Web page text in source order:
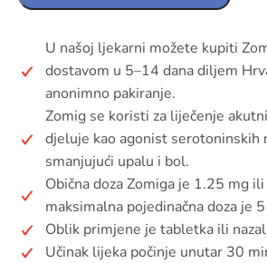
U našoj ljekarni možete kupiti
dostavom u 5–14 dana diljem
anonimno pakiranje.
Zomig se koristi za liječenje
djeluje kao agonist serotoninskih
smanjujući upalu i bol.
Obična doza Zomiga je 1.25 mg
maksimalna pojedinačna doza je
Oblik primjene je tabletka ili
Učinak lijeka počinje unutar 30